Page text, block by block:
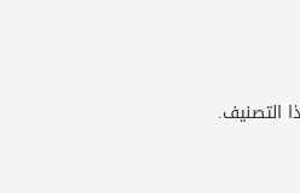
التصنيف.